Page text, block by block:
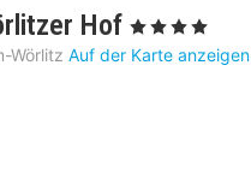
Hof 1
Nacht
, 4 Sterne
Wörlitz Auf der Karte anzeigen